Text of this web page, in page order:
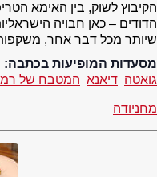
הקיבוץ לשוק, בין האימא
הדודים – כאן חבויה
שיותר מכל דבר אחר,
מסעדות המופיעות בכתבה:
גואטה דיאנא המטבח של
מחניודה